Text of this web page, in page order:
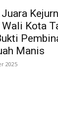
Kota
Manis
2025